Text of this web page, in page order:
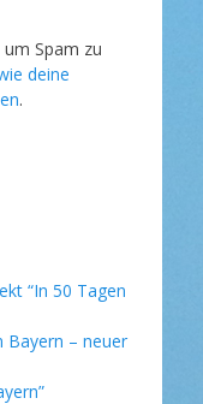
Spam zu
deine
.
“In 50 Tagen
Bayern – neuer